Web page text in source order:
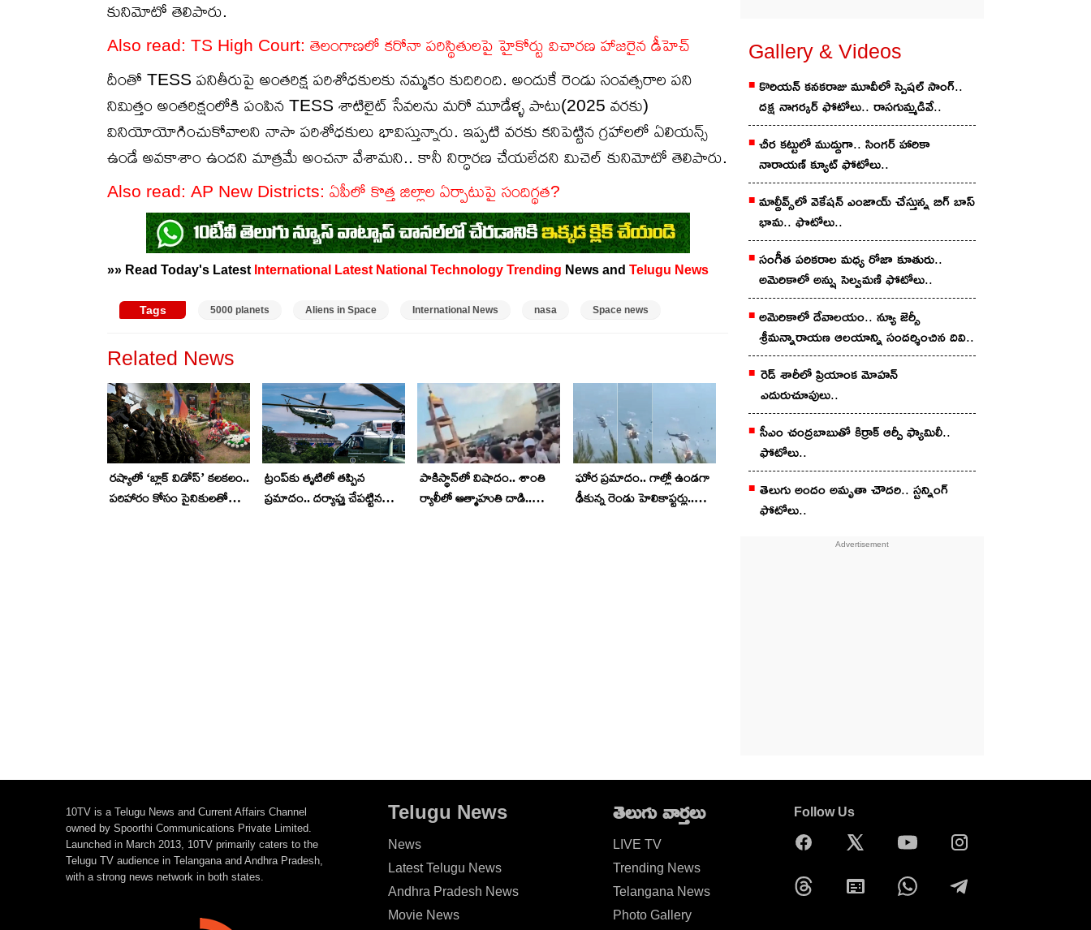
కునిమోటో తెలిపారు.
Also read: TS High Court: తెలంగాణలో కరోనా పరిస్థితులపై హైకోర్టు విచారణ హాజరైన డీహెచ్
దీంతో TESS పనితీరుపై అంతరిక్ష పరిశోధకులకు నమ్మకం కుదిరింది. అందుకే రెండు సంవత్సరాల పని
నిమిత్తం అంతరిక్షంలోకి పంపిన TESS శాటిలైట్ సేవలను మరో మూడేళ్ళ పాటు(2025 వరకు)
వినియోయోగించుకోవాలని నాసా పరిశోధకులు భావిస్తున్నారు. ఇప్పటి వరకు కనిపెట్టిన గ్రహాలలో ఏలియన్స్
ఉండే అవకాశాం ఉందని మాత్రమే అంచనా వేశామని.. కానీ నిర్ధారణ చేయలేదని మిచెల్ కునిమోటో తెలిపారు.
Also read: AP New Districts: ఏపీలో కొత్త జిల్లాల ఏర్పాటుపై సందిగ్థత?
»» Read Today's Latest International Latest National Technology Trending News and Telugu News
Tags 5000 planets Aliens in Space International News nasa Space news
Related News
రష్యాలో ‘బ్లాక్ విడోస్’ కలకలం..
పరిహారం కోసం సైనికులతో
ట్రంప్‌కు తృటిలో తప్పిన
ప్రమాదం.. దర్యాప్తు చేపట్టిన
పాకిస్థాన్‌లో విషాదం.. శాంతి
ర్యాలీలో ఆత్మాహుతి దాడి..
ఘోర ప్రమాదం.. గాల్లో ఉండగా
ఢీకున్న రెండు హెలికాప్టర్లు..
Gallery & Videos
కొరియ‌న్ కన‌క‌రాజు మూవీలో స్పెష‌ల్ సాంగ్‌..
దక్ష నాగర్కర్ ఫోటోలు.. రాస‌గుమ్మ‌డివే..
చీర క‌ట్టులో ముద్దుగా.. సింగ‌ర్ హారికా
నారాయణ్ క్యూట్ ఫోటోలు..
మాల్దీవ్స్‌లో వెకేషన్ ఎంజాయ్ చేస్తున్న బిగ్ బాస్
భామ.. ఫొటోలు..
సంగీత పరికరాల మధ్య రోజా కూతురు..
అమెరికాలో అన్షు సెల్వమణి ఫోటోలు..
అమెరికాలో దేవాలయం.. న్యూ జెర్సీ
శ్రీమన్నారాయణ ఆలయాన్ని సందర్శించిన దివి..
రెడ్ శారీలో ప్రియాంక మోహ‌న్
ఎదురుచూపులు..
సీఎం చంద్రబాబుతో కిర్రాక్ ఆర్పీ ఫ్యామిలీ..
ఫోటోలు..
తెలుగు అందం అమృతా చౌద‌రి.. స్ట‌న్నింగ్
ఫోటోలు..
10TV is a Telugu News and Current Affairs Channel
owned by Spoorthi Communications Private Limited.
Launched in March 2013, 10TV primarily caters to the
Telugu TV audience in Telangana and Andhra Pradesh,
with a strong news network in both states.
Telugu News
News
Latest Telugu News
Andhra Pradesh News
Movie News
తెలుగు వార్తలు
LIVE TV
Trending News
Telangana News
Photo Gallery
Follow Us